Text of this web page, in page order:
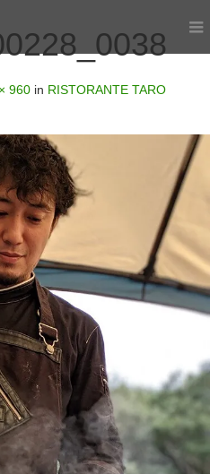
960 in RISTORANTE TARO